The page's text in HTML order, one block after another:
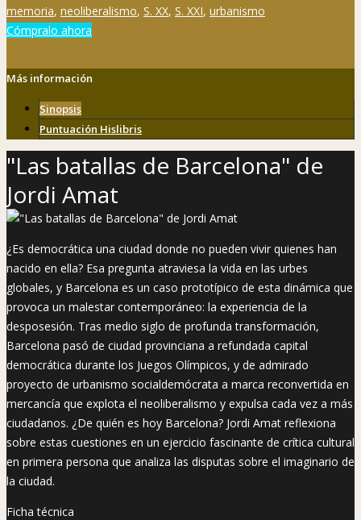
memoria, neoliberalismo, S. XX, S. XXI, urbanismo
Cómpralo ahora
Más información
Sinopsis
Puntuación Hislibris
"Las batallas de Barcelona" de
Jordi Amat
¿Es democrática una ciudad donde no pueden vivir quienes han
nacido en ella? Esa pregunta atraviesa la vida en las urbes
globales, y Barcelona es un caso prototípico de esta dinámica que
provoca un malestar contemporáneo: la experiencia de la
desposesión. Tras medio siglo de profunda transformación,
Barcelona pasó de ciudad provinciana a refundada capital
democrática durante los Juegos Olímpicos, y de admirado
proyecto de urbanismo socialdemócrata a marca reconvertida en
mercancía que explota el neoliberalismo y expulsa cada vez a más
ciudadanos. ¿De quién es hoy Barcelona? Jordi Amat reflexiona
sobre estas cuestiones en un ejercicio fascinante de crítica cultural
en primera persona que analiza las disputas sobre el imaginario de
la ciudad.
Ficha técnica